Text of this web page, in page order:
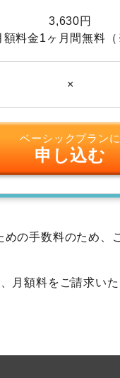
3,630円
額料金1ヶ月間無料
×
ベーシックプランに
申し込む
の手数料のため
月額料をご請求い